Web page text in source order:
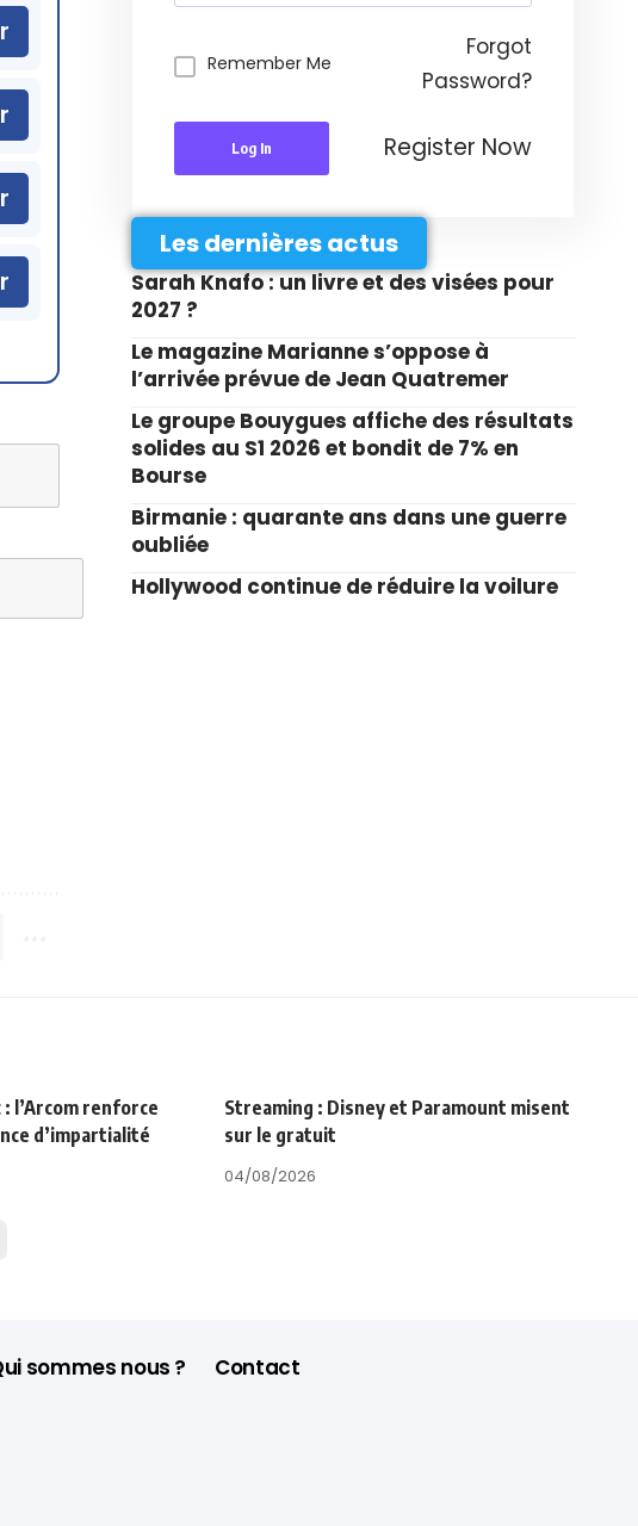
Remember Me
Forgot
Password?
Log In Register Now
Les dernières actus
Sarah Knafo : un livre et des visées pour
2027 ?
Le magazine Marianne s’oppose à
l’arrivée prévue de Jean Quatremer
Le groupe Bouygues affiche des résultats
solides au S1 2026 et bondit de 7% en
Bourse
Birmanie : quarante ans dans une guerre
oubliée
Hollywood continue de réduire la voilure
l’Arcom renforce
d’impartialité
Streaming : Disney et Paramount misent
sur le gratuit
04/08/2026
sommes nous ? Contact